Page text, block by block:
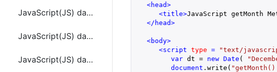
JavaScript(JS) date.getUTCDate()
JavaScript(JS) date.getUTCDay()
JavaScript(JS) date.getUTCFullYear()
<head>
<title>JavaScript getMonth
</ head>
<body>
<script type = "text/
var dt = new Date (
document .write(